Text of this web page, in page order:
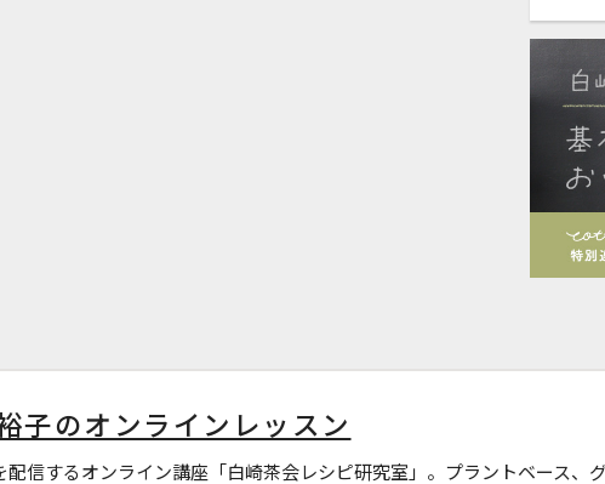
子のオンラインレッスン
信するオンライン講座「白崎茶会レシピ研究室」。プラントベース、